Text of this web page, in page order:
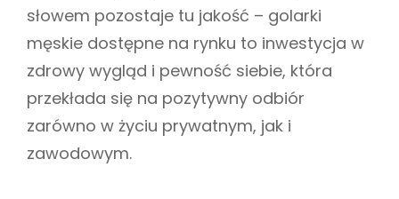
słowem pozostaje tu jakość – golarki
męskie dostępne na rynku to inwestycja w
zdrowy wygląd i pewność siebie, która
przekłada się na pozytywny odbiór
zarówno w życiu prywatnym, jak i
zawodowym.